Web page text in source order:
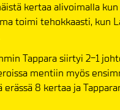
kertaa alivoimalla kun
toimi tehokkaasti, kun
Tappara siirtyi 2-1
mentiin myös
8 kertaa ja